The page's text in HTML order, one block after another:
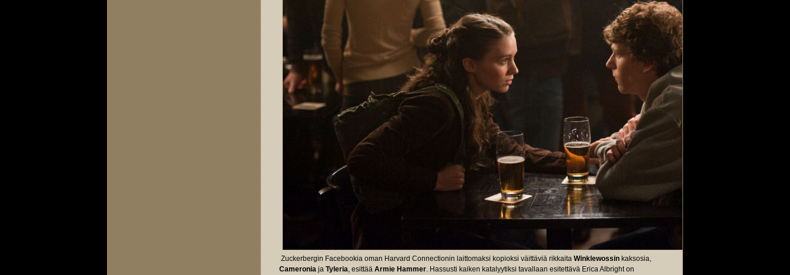
Zuckerbergin Facebookia oman Harvard Connectionin laittomaksi kopioksi väittäviä rikkaita Winklewossin kaksosia,
Cameronia ja Tyleria, esittää Armie Hammer. Hassusti kaiken katalyytiksi tavallaan esitettävä Erica Albright on